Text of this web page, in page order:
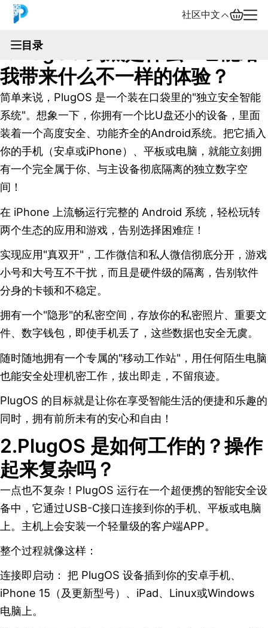
社区中文
目录
1.PlugOS 到底是什么？它能给
我带来什么不一样的体验？
简单来说，PlugOS 是一个装在口袋里的"独立安全智能
系统"。想象一下，你拥有一个比U盘还小的设备，里面
装着一个高度安全、功能齐全的Android系统。把它插入
你的手机（安卓或iPhone）、平板或电脑，就能立刻拥
有一个完全属于你、与主设备彻底隔离的独立数字空
间！
在 iPhone 上流畅运行完整的 Android 系统，轻松玩转
两个生态的应用和游戏，告别选择困难症！
实现应用"真双开"，工作微信和私人微信彻底分开，游戏
小号和大号互不干扰，而且是硬件级的隔离，告别软件
分身的卡顿和不稳定。
拥有一个"隐形"的私密空间，存放你的私密照片、重要文
件、数字钱包，即使手机丢了，这些数据也安全无虞。
随时随地拥有一个专属的"移动工作站"，用任何陌生电脑
也能安全处理机密工作，拔出即走，不留痕迹。
PlugOS 的目标就是让你在享受智能生活的便捷和乐趣的
同时，拥有前所未有的安心和自由！
2.PlugOS 是如何工作的？操作
起来复杂吗？
一点也不复杂！PlugOS 运行在一个超便携的智能安全设
备中，它通过USB-C接口连接到你的手机、平板或电脑
上。主机上会安装一个轻量级的客户端APP。
整个过程就像这样：
连接即启动： 把 PlugOS 设备插到你的安卓手机、
iPhone 15（及更新型号）、iPad、Linux或Windows
电脑上。
English
中文
Español
Русский